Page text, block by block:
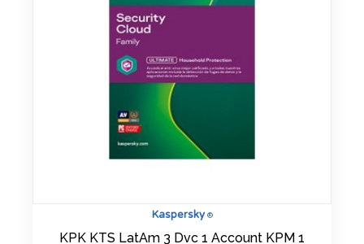
Kaspersky®
KPK KTS LatAm 3 Dvc 1 Account KPM 1